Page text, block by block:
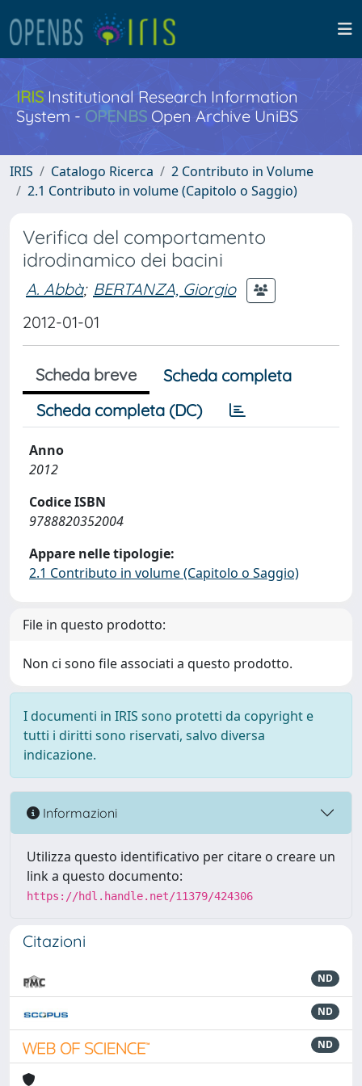
IRISInstitutional Research Information
System - OPENBS Open Archive UniBS
IRIS Catalogo Ricerca
2 Contributo in Volume
2.1 Contributo in volume (Capitolo o Saggio)
Verifica del comportamento
idrodinamico dei bacini
A. Abbà; BERTANZA, Giorgio
2012-01-01
Scheda breve
Scheda completa
Scheda completa (DC)
Anno
2012
Codice ISBN
9788820352004
Appare nelle tipologie:
2.1 Contributo in volume (Capitolo o Saggio)
File in questo prodotto:
Non ci sono file associati a questo prodotto.
I documenti in IRIS sono protetti da copyright e
tutti i diritti sono riservati, salvo diversa
indicazione.
Informazioni
Utilizza questo identificativo per citare o creare un
link a questo documento:
https://hdl.handle.net/11379/424306
Citazioni
ND
ND
ND